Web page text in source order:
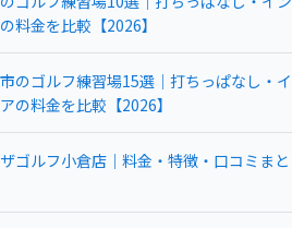
料金を比較【2026】
のゴルフ練習場15選｜打ちっぱなし・イ
の料金を比較【2026】
ゴルフ小倉店｜料金・特徴・口コミまと